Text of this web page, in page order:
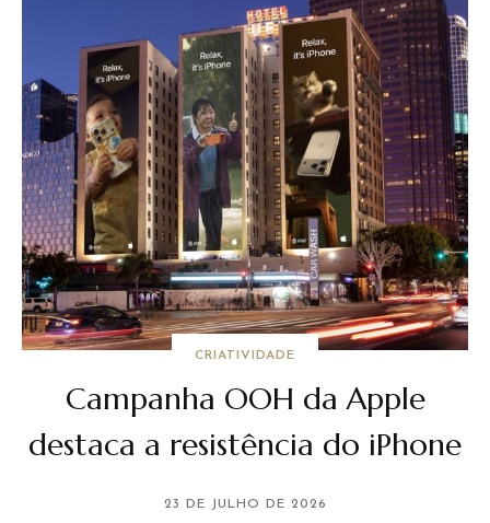
CRIATIVIDADE
Campanha OOH da Apple
destaca a resistência do iPhone
23 DE JULHO DE 2026